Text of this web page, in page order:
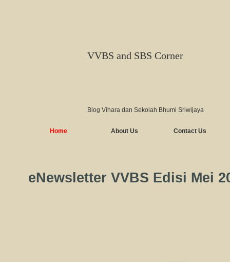
VVBS and SBS Corner
Blog Vihara dan Sekolah Bhumi Sriwijaya
Home About Us Contact Us
eNewsletter VVBS Edisi Mei